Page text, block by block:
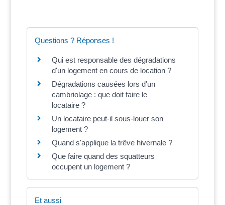
Questions ? Réponses !
Qui est responsable des dégradations
d'un logement en cours de location ?
Dégradations causées lors d'un
cambriolage : que doit faire le
locataire ?
Un locataire peut-il sous-louer son
logement ?
Quand s'applique la trêve hivernale ?
Que faire quand des squatteurs
occupent un logement ?
Et aussi